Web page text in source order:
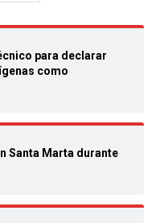
para declarar
como
Santa Marta durante